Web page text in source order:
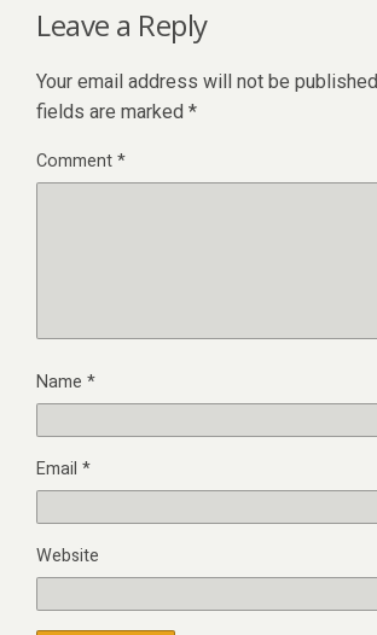
Leave a Reply
Your email address will not be
fields are marked *
Comment*
Name *
Email *
Website